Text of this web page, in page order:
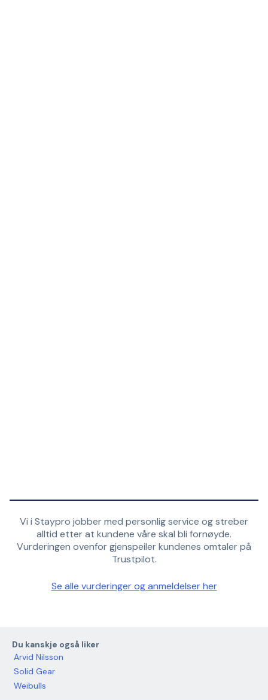
Vi i Staypro jobber med personlig service og streber
alltid etter at kundene våre skal bli fornøyde.
Vurderingen ovenfor gjenspeiler kundenes omtaler på
Trustpilot.
Se alle vurderinger og anmeldelser her
Du kanskje også liker
Arvid Nilsson
Solid Gear
Weibulls